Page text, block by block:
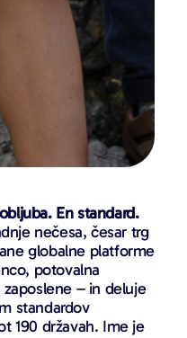
En standard.
nečesa, česar trg
globalne platforme
potovalna
– in deluje
standardov
190 državah. Ime je